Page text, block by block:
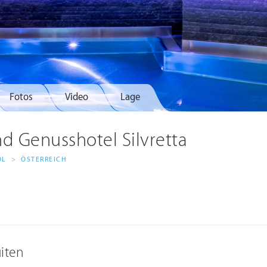
Fotos Video Lage
Genusshotel Silvretta
> ÖSTERREICH